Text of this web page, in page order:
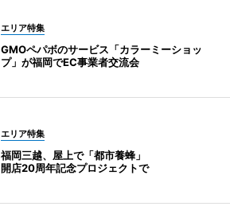
エリア特集
GMOペパボのサービス「カラーミーショッ
プ」が福岡でEC事業者交流会
エリア特集
福岡三越、屋上で「都市養蜂」
開店20周年記念プロジェクトで